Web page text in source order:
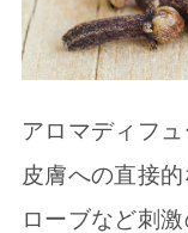
アロマディフ
皮膚への直接
ローブなど刺